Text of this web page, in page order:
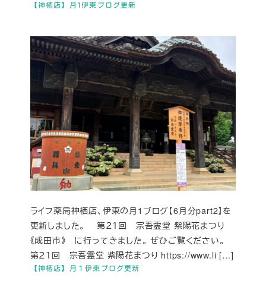
【神栖店】月1伊東ブログ更新
【神栖店】月１伊東ブログ更新
ライフ薬局神栖店、伊東の月1ブログ【6月分part2】を
更新しました。 第２１回 宗吾霊堂 紫陽花まつり
《成田市》 に行ってきました。 ぜひご覧ください。
第２１回 宗吾霊堂 紫陽花まつり https://www.li […]